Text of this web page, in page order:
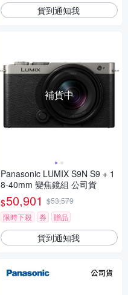
貨到通知我
補貨中
Panasonic LUMIX S9N S9 + 1
8-40mm 變焦鏡組 公司貨
$50,901 $53,579
限時下殺
券 贈品
貨到通知我